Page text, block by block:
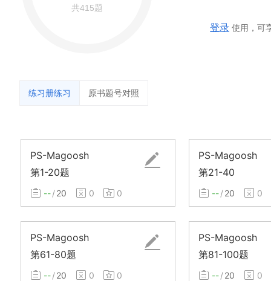
登录 使用，可
练习册练习 原书题号对照
PS-Magoosh
第1-20题
--/20 0 0
PS-Magoosh
第21-40
--/20 0
PS-Magoosh
第61-80题
--/20 0 0
PS-Magoosh
第81-100题
--/20 0